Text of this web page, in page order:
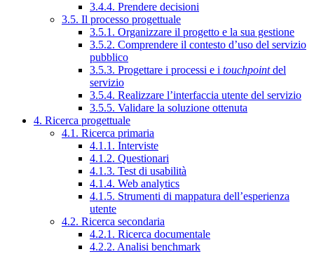
3.4.4. Prendere decisioni
3.5. Il processo progettuale
3.5.1. Organizzare il progetto e la sua gestione
3.5.2. Comprendere il contesto d’uso del servizio
pubblico
3.5.3. Progettare i processi e i touchpointdel
servizio
3.5.4. Realizzare l’interfaccia utente del servizio
3.5.5. Validare la soluzione ottenuta
4. Ricerca progettuale
4.1. Ricerca primaria
4.1.1. Interviste
4.1.2. Questionari
4.1.3. Test di usabilità
4.1.4. Web analytics
4.1.5. Strumenti di mappatura dell’esperienza
utente
4.2. Ricerca secondaria
4.2.1. Ricerca documentale
4.2.2. Analisi benchmark